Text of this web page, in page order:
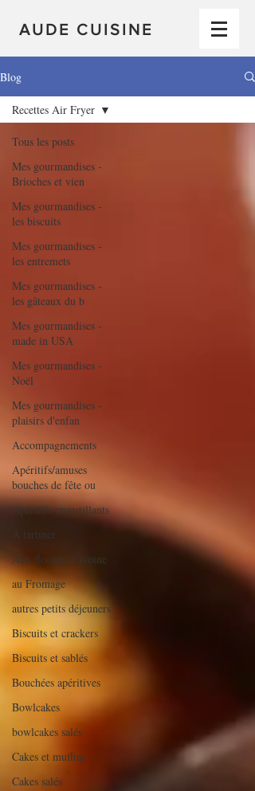
AUDE CUISINE
Blog
Tous les posts
Mes gourmandises -
Brioches et vien
Mes gourmandises -
les biscuits
Mes gourmandises -
les entremets
Mes gourmandises -
les gâteaux du b
Mes gourmandises -
made in USA
Mes gourmandises -
Noël
Mes gourmandises -
plaisirs d'enfan
Accompagnements
Apéritifs/amuses
bouches de fête ou
Apéritifs croustillants
A tartiner
Aux flocons d'avoine
au Fromage
autres petits déjeuners
Biscuits et crackers
Biscuits et sablés
Bouchées apéritives
Bowlcakes
bowlcakes salés
Cakes et muffins
Cakes salés
Recettes Air Fryer